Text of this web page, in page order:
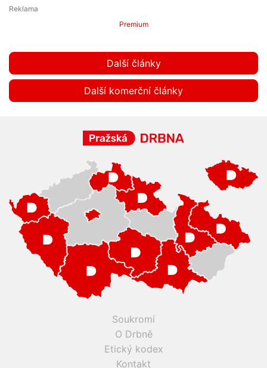
Premium
Další články
Další komerční články
Soukromí
O Drbně
Etický kodex
Kontakt